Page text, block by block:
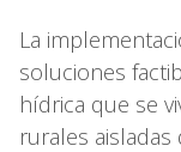
La
soluciones
hídrica que se
rurales